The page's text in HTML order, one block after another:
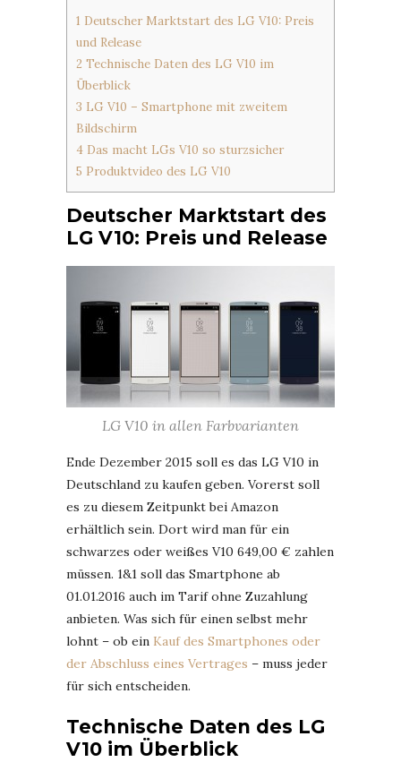
1 Deutscher Marktstart des LG V10: Preis
und Release
2 Technische Daten des LG V10 im
Überblick
3 LG V10 – Smartphone mit zweitem
Bildschirm
4 Das macht LGs V10 so sturzsicher
5 Produktvideo des LG V10
Deutscher Marktstart des
LG V10: Preis und Release
LG V10 in allen Farbvarianten
Ende Dezember 2015 soll es das LG V10 in
Deutschland zu kaufen geben. Vorerst soll
es zu diesem Zeitpunkt bei Amazon
erhältlich sein. Dort wird man für ein
schwarzes oder weißes V10 649,00 € zahlen
müssen. 1&1 soll das Smartphone ab
01.01.2016 auch im Tarif ohne Zuzahlung
anbieten. Was sich für einen selbst mehr
lohnt – ob ein Kauf des Smartphones oder
der Abschluss eines Vertrages – muss jeder
für sich entscheiden.
Technische Daten des LG
V10 im Überblick